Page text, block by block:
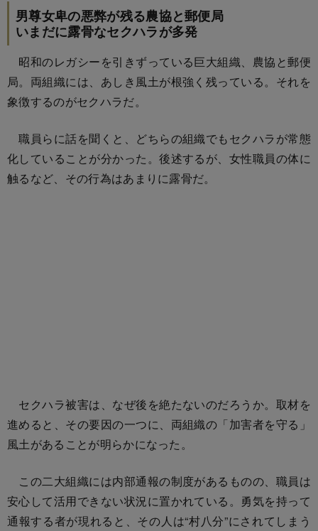
男尊女卑の悪弊が残る農協と郵便局
いまだに露骨なセクハラが多発
昭和のレガシーを引きずっている巨大組織、農協と郵便
局。両組織には、あしき風土が根強く残っている。それを
象徴するのがセクハラだ。
職員らに話を聞くと、どちらの組織でもセクハラが常態
化していることが分かった。後述するが、女性職員の体に
触るなど、その行為はあまりに露骨だ。
セクハラ被害は、なぜ後を絶たないのだろうか。取材を
進めると、その要因の一つに、両組織の「加害者を守る」
風土があることが明らかになった。
この二大組織には内部通報の制度があるものの、職員は
安心して活用できない状況に置かれている。勇気を持って
通報する者が現れると、その人は“村八分”にされてしまう